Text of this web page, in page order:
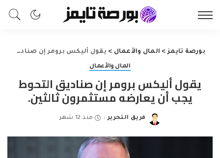
بورصة تايمز> المال والأعمال > يقول أليكس برومر إن صناديق التحوط يجب أن يعارضه مستثمرون ثالثين.
المال والأعمال
يقول أليكس برومر إن صناديق التحوط
يجب أن يعارضه مستثمرون ثالثين.
Posted
فريق التحرير منذ 12 شهر